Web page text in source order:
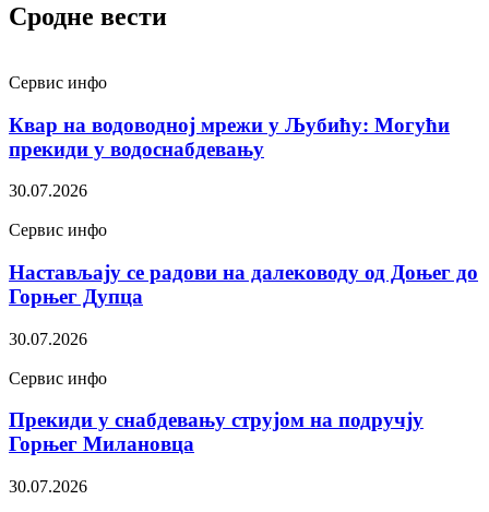
Сродне вести
Сервис инфо
Квар на водоводној мрежи у Љубићу: Могући
прекиди у водоснабдевању
30.07.2026
Сервис инфо
Настављају се радови на далеководу од Доњег до
Горњег Дупца
30.07.2026
Сервис инфо
Прекиди у снабдевању струјом на подручју
Горњег Милановца
30.07.2026